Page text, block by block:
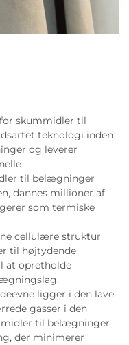
skummidler til
teknologi inden
og leverer
til belægninger
dannes millioner af
som termiske
cellulære struktur
til højtydende
at opretholde
ligger i den lave
gasser i den
til belægninger
der minimerer